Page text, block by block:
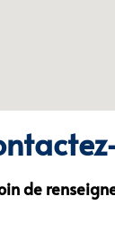
de